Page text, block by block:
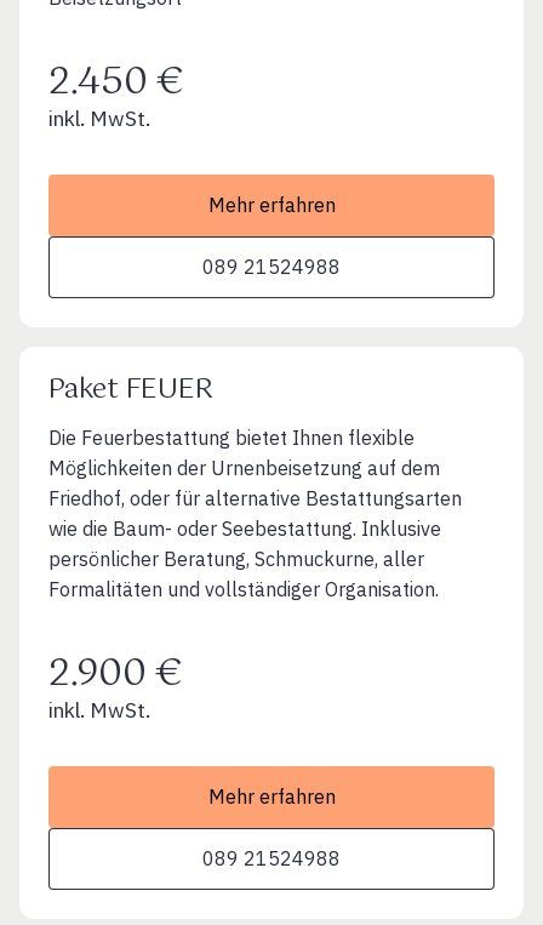
2.450 €
inkl. MwSt.
Mehr erfahren
089 21524988
Paket FEUER
Die Feuerbestattung bietet Ihnen flexible
Möglichkeiten der Urnenbeisetzung auf dem
Friedhof, oder für alternative Bestattungsarten
wie die Baum- oder Seebestattung. Inklusive
persönlicher Beratung, Schmuckurne, aller
Formalitäten und vollständiger Organisation.
2.900 €
inkl. MwSt.
Mehr erfahren
089 21524988